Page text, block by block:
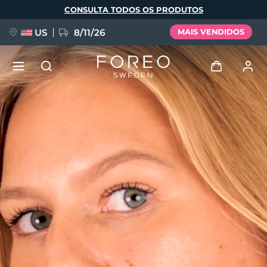
principal
CONSULTA TODOS OS PRODUTOS
US 8/11/26 MAIS VENDIDOS
Entrar
Perfil de usuário
Meus aparelhos
Meus pedidos
Meus endereços
As minhas subscrições
NOVIDADE
FAQ™ Pure Beauty-Tech Elixir
issa™ Teeth Whitening Set
Deutsch
Español
Italiano
Português
Polski
Svenska
Türkçe
简体中文 繁體中文